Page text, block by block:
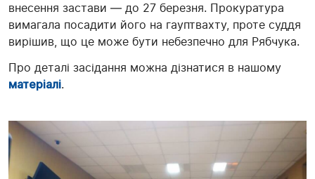
внесення застави — до 27 березня. Прокуратура
вимагала посадити його на гауптвахту, проте суддя
вирішив, що це може бути небезпечно для Рябчука.
Про деталі засідання можна дізнатися в нашому
матеріалі.